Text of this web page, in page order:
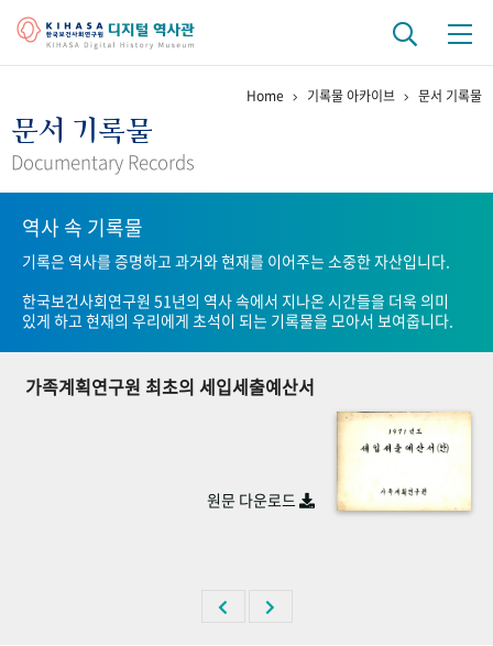
걸어온 길 기관 변천사
연구 역사
정책과 연구 키워드로 보는 연구 역사
연구자들
기록물 아카이브
사진 아카이브 문서 기록물 행정박물
숫자로 보는 50년 50+1주년 광장
Home 기록물 아카이브 문서 기록물
문서 기록물
Documentary Records
역사 속 기록물
기록은 역사를 증명하고 과거와 현재를 이어주는 소중한 자산입니다.
한국보건사회연구원 51년의 역사 속에서 지나온 시간들을 더욱 의미
있게 하고 현재의 우리에게 초석이 되는 기록물을 모아서 보여줍니다.
가족계획연구원 최초의 세입세출예산서
원문 다운로드